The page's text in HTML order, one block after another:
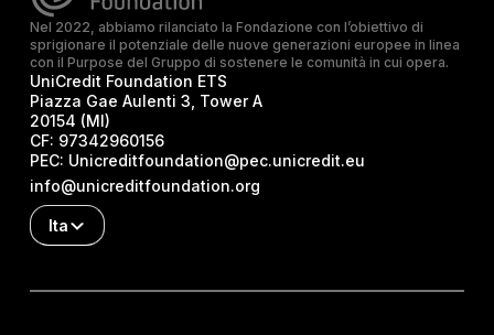
Nel 2022, abbiamo rilanciato la Fondazione con l’obiettivo di
sprigionare il potenziale delle nuove generazioni europee in linea
con il Purpose del Gruppo di sostenere le comunità in cui opera.
UniCredit Foundation ETS
Piazza Gae Aulenti 3, Tower A
20154 (MI)
CF: 97342960156
PEC: Unicreditfoundation@pec.unicredit.eu
info@unicreditfoundation.org
Ita